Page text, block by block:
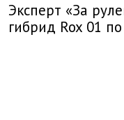
Эксперт «За
гибрид Rox 01